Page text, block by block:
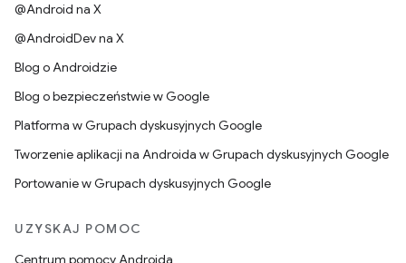
@Android na X
@AndroidDev na X
Blog o Androidzie
Blog o bezpieczeństwie w Google
Platforma w Grupach dyskusyjnych Google
Tworzenie aplikacji na Androida w Grupach dyskusyjnych Google
Portowanie w Grupach dyskusyjnych Google
UZYSKAJ POMOC
Centrum pomocy Androida